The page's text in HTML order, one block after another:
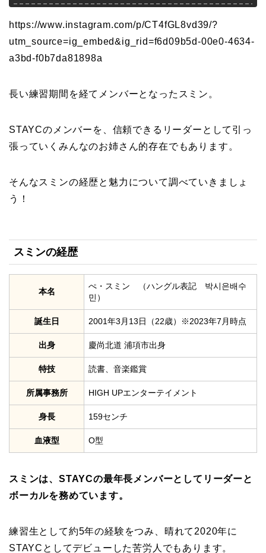
https://www.instagram.com/p/CT4fGL8vd39/?
utm_source=ig_embed&ig_rid=f6d09b5d-00e0-4634-
a3bd-f0b7da81898a
長い練習期間を経てメンバーとなったスミン。
STAYCのメンバーを、信頼できるリーダーとして引っ
張っていくみんなのお姉さん的存在でもあります。
そんなスミンの経歴と魅力について調べていきましょ
う！
スミンの経歴
本名
ぺ・スミン （ハングル表記 박시은배수
민）
誕生日 2001年3月13日（22歳）※2023年7月時点
出身 慶尚北道 浦項市出身
特技 読書、音楽鑑賞
所属事務所 HIGH UPエンターテイメント
身長 159センチ
血液型 O型
スミンは、STAYCの最年長メンバーとしてリーダーと
ボーカルを務めています。
練習生として約5年の経験をつみ、晴れて2020年に
STAYCとしてデビューした苦労人でもあります。